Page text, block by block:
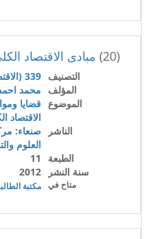
(20) مبادى الاقتصاد
التصنيف 339 (الاقتصاد)
المؤلف
محمد
الموضوع قضايا
الاقتصاد
الناشر
صنعاء:
العلوم
الطبعة
11
سنة النشر
2012
متاح في مكتبة